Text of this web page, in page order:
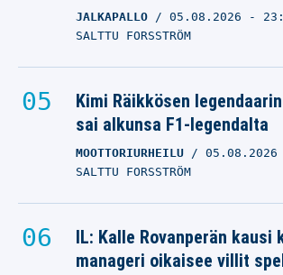
JALKAPALLO 05.08.2026 -
SALTTU FORSSTRÖM
Kimi Räikkösen
sai alkunsa F1-legendalta
MOOTTORIURHEILU 05.08.2026
SALTTU FORSSTRÖM
IL: Kalle Rovanperän kausi
manageri oikaisee villit